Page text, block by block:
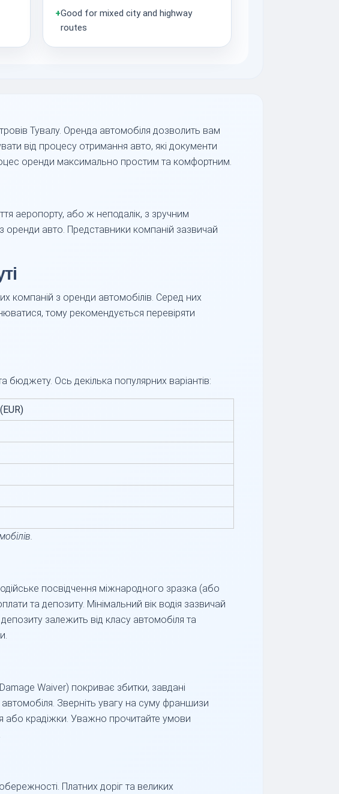
+Good for mixed city and highway
routes
Тувалу. Оренда автомобіля дозволить вам
від процесу отримання авто, які документи
оренди максимально простим та комфортним.
аеропорту, або ж неподалік, з зручним
оренди авто. Представники компаній зазвичай
компаній з оренди автомобілів. Серед них
тому рекомендується перевіряти
бюджету. Ось декілька популярних варіантів:
посвідчення міжнародного зразка (або
та депозиту. Мінімальний вік водія зазвичай
залежить від класу автомобіля та
Waiver) покриває збитки, завдані
автомобіля. Зверніть увагу на суму франшизи
або крадіжки. Уважно прочитайте умови
Платних доріг та великих